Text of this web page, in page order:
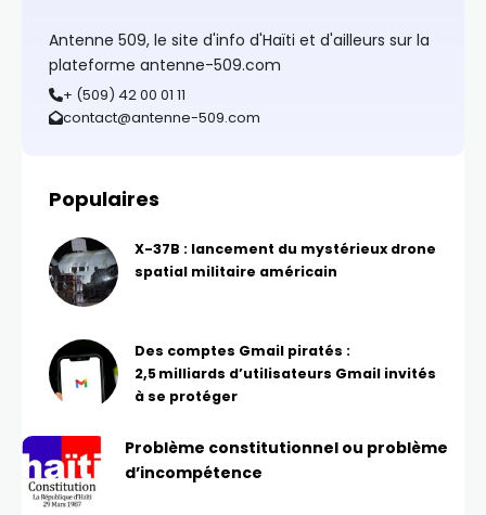
Antenne 509, le site d'info d'Haïti et d'ailleurs sur la
plateforme antenne-509.com
+ (509) 42 00 01 11
contact@antenne-509.com
Populaires
X-37B : lancement du mystérieux drone
spatial militaire américain
Des comptes Gmail piratés :
2,5 milliards d’utilisateurs Gmail invités
à se protéger
Problème constitutionnel ou problème
d’incompétence